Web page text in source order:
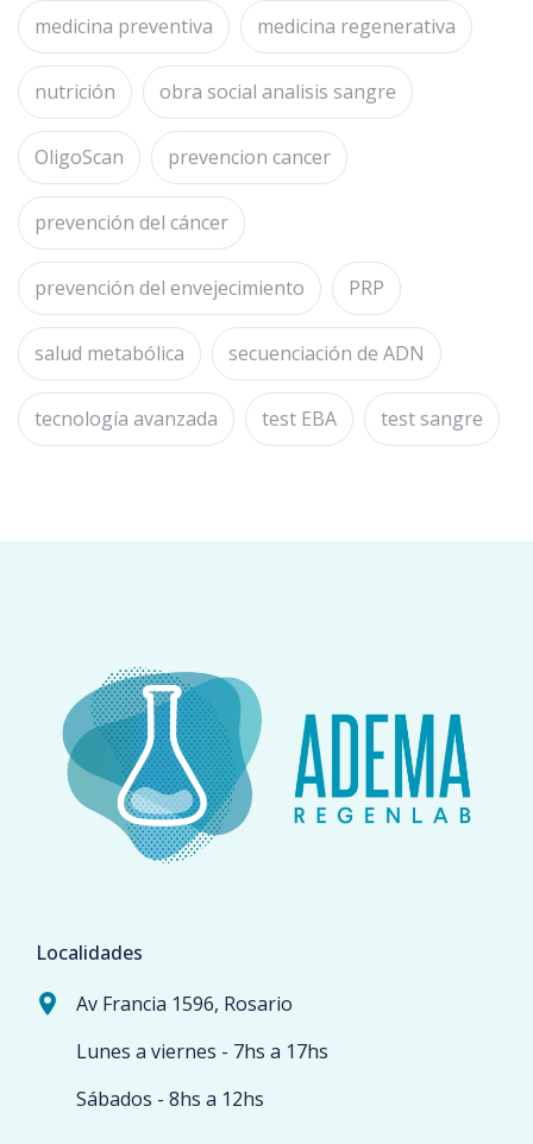
medicina preventiva medicina regenerativa
nutrición obra social analisis sangre
OligoScan prevencion cancer
prevención del cáncer
prevención del envejecimiento PRP
salud metabólica secuenciación de ADN
tecnología avanzada test EBA test sangre
Localidades
Av Francia 1596, Rosario
Lunes a viernes - 7hs a 17hs
Sábados - 8hs a 12hs